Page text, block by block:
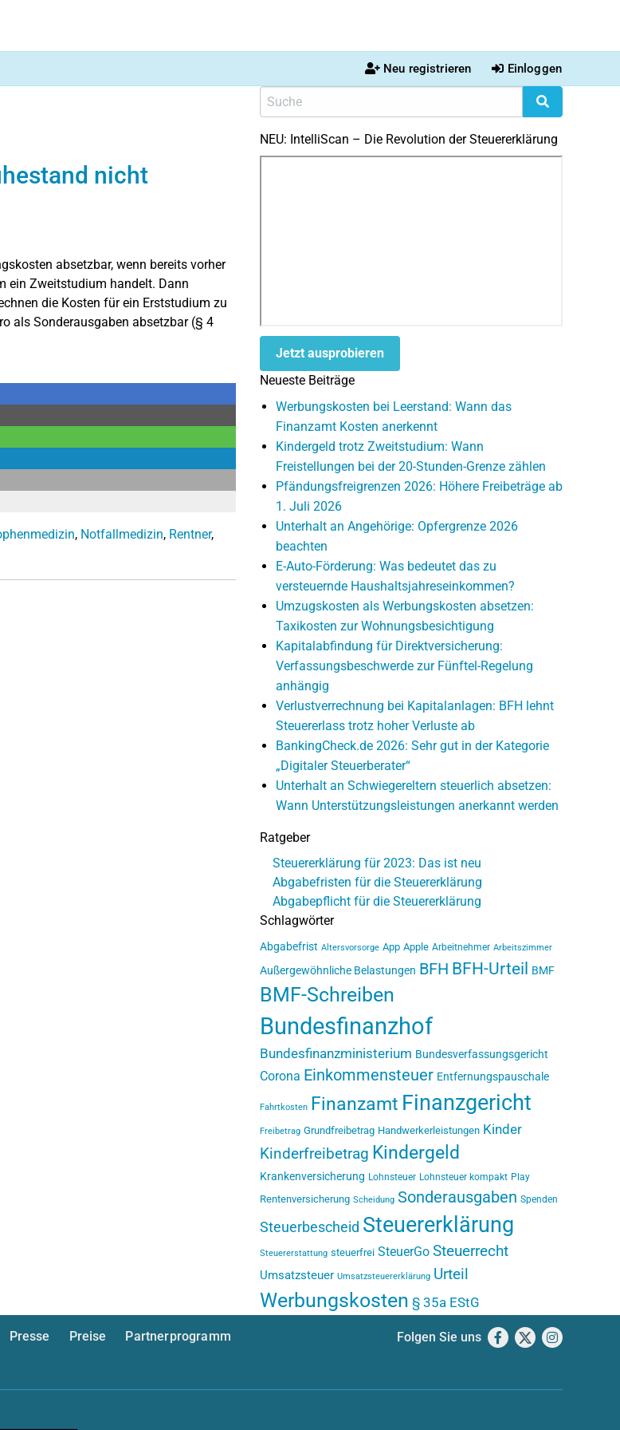
Neu registrieren Einloggen
nicht
absetzbar, wenn bereits vorher
ein Zweitstudium handelt. Dann
die Kosten für ein Erststudium zu
als Sonderausgaben absetzbar (§ 4
, Notfallmedizin, Rentner,
NEU: IntelliScan – Die Revolution der Steuererklärung
Jetzt ausprobieren
Neueste Beiträge
Werbungskosten bei Leerstand: Wann das
Finanzamt Kosten anerkennt
Kindergeld trotz Zweitstudium: Wann
Freistellungen bei der 20-Stunden-Grenze zählen
Pfändungsfreigrenzen 2026: Höhere Freibeträge ab
1. Juli 2026
Unterhalt an Angehörige: Opfergrenze 2026
beachten
E-Auto-Förderung: Was bedeutet das zu
versteuernde Haushaltsjahreseinkommen?
Umzugskosten als Werbungskosten absetzen:
Taxikosten zur Wohnungsbesichtigung
Kapitalabfindung für Direktversicherung:
Verfassungsbeschwerde zur Fünftel-Regelung
anhängig
Verlustverrechnung bei Kapitalanlagen: BFH lehnt
Steuererlass trotz hoher Verluste ab
BankingCheck.de 2026: Sehr gut in der Kategorie
„Digitaler Steuerberater“
Unterhalt an Schwiegereltern steuerlich absetzen:
Wann Unterstützungsleistungen anerkannt werden
Ratgeber
Steuererklärung für 2023: Das ist neu
Abgabefristen für die Steuererklärung
Abgabepflicht für die Steuererklärung
Schlagwörter
Abgabefrist Altersvorsorge App Apple Arbeitnehmer Arbeitszimmer
Außergewöhnliche Belastungen BFH BFH-Urteil BMF
BMF-Schreiben
Bundesfinanzhof
Bundesfinanzministerium Bundesverfassungsgericht
Corona Einkommensteuer Entfernungspauschale
Fahrtkosten Finanzamt Finanzgericht
Freibetrag Grundfreibetrag Handwerkerleistungen Kinder
Kinderfreibetrag Kindergeld
Krankenversicherung Lohnsteuer Lohnsteuer kompakt Play
Rentenversicherung Scheidung Sonderausgaben Spenden
Steuerbescheid Steuererklärung
Steuererstattung steuerfrei SteuerGo Steuerrecht
Umsatzsteuer Umsatzsteuererklärung Urteil
Werbungskosten § 35a EStG
Presse Preise
Partnerprogramm
Folgen Sie uns Facebook
X Instagram